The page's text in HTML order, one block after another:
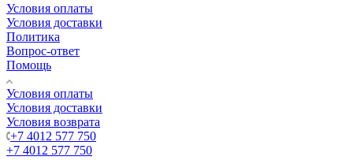
Условия оплаты
Условия доставки
Политика
Вопрос-ответ
Помощь
Условия оплаты
Условия доставки
Условия возврата
+7 4012 577 750
+7 4012 577 750